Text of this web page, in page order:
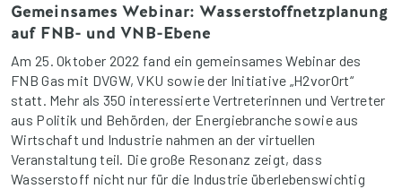
Gemeinsames Webinar: Wasserstoffnetzplanung
auf FNB- und VNB-Ebene
Am 25. Oktober 2022 fand ein gemeinsames Webinar des
FNB Gas mit DVGW, VKU sowie der Initiative „H2vorOrt“
statt. Mehr als 350 interessierte Vertreterinnen und Vertreter
aus Politik und Behörden, der Energiebranche sowie aus
Wirtschaft und Industrie nahmen an der virtuellen
Veranstaltung teil. Die große Resonanz zeigt, dass
Wasserstoff nicht nur für die Industrie überlebenswichtig